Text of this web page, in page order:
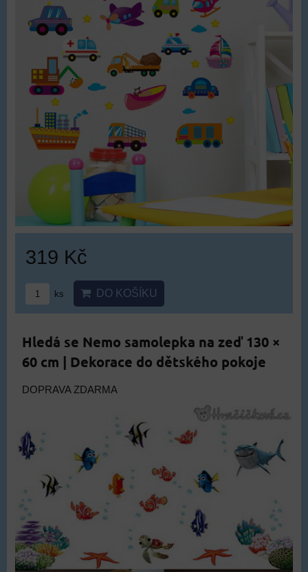
319 Kč
ks DO KOŠÍKU
Hledá se Nemo samolepka na zeď 130 ×
60 cm | Dekorace do dětského pokoje
DOPRAVA ZDARMA